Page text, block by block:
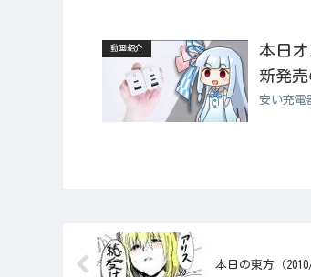
動画紹介
本日
新発
安い充電
本日の東方（2010/